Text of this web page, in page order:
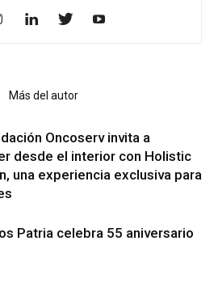
Más del autor
Oncoserv invita a
desde el interior con Holistic
una experiencia exclusiva para
Patria celebra 55 aniversario